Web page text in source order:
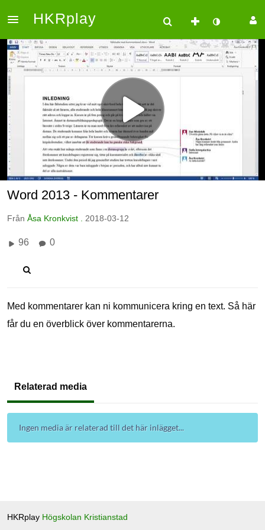
HKRplay
Word 2013 - Kommentarer
Från Åsa Kronkvist . 2018-03-12
96 0
Med kommentarer kan ni kommunicera kring en text. Så här
får du en överblick över kommentarerna.
Relaterad media
Ingen media är relaterad till det här inlägget...
HKRplay Högskolan Kristianstad